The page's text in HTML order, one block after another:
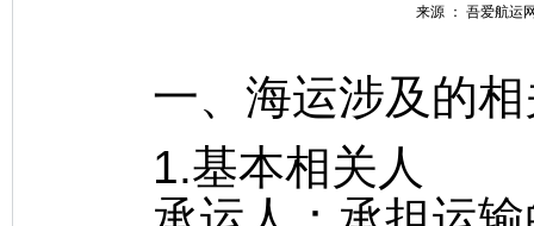
来源 ： 吾爱航
一、海运涉及的相
1.基本相关人